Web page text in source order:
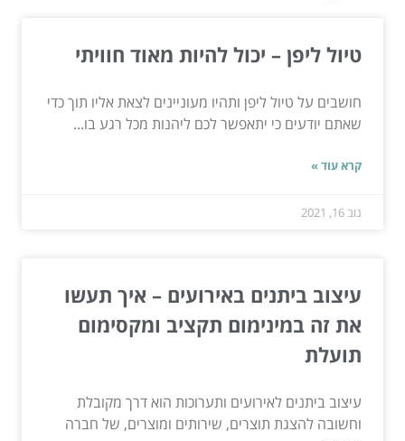
טיול ליפן – יכול להיות מאוד חוויתי
חושבים על טיול ליפן ותהיו מעוניינים לצאת אליו תוך כדי
שאתם יודעים כי יתאפשר לכם ליהנות מכל רגע בו...
קרא עוד »
נוב 16, 2021
עיצוב ביתנים באירועים – איך תעשו
את זה במינימום תקציב ומקסימום
תועלת
עיצוב ביתנים לאירועים ותערוכות הוא דרך מקובלת
וחשובה להצגת תוצרים, שירותים ומוצרים, של חברה